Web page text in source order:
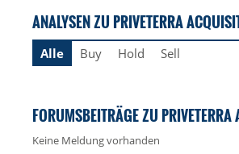
ANALYSEN ZU PRIVETERRA
Alle Buy Hold Sell
FORUMSBEITRÄGE ZU
Keine Meldung vorhanden